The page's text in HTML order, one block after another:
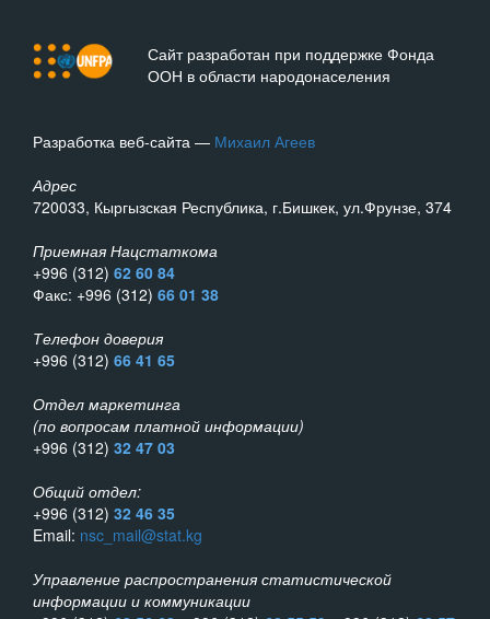
Сайт разработан при поддержке Фонда
ООН в области народонаселения
Разработка веб-сайта — Михаил Агеев
Адрес
720033, Кыргызская Республика, г.Бишкек, ул.Фрунзе, 374
Приемная Нацстаткома
+996 (312) 62 60 84
Факс: +996 (312) 66 01 38
Телефон доверия
+996 (312) 66 41 65
Отдел маркетинга
(по вопросам платной информации)
+996 (312) 32 47 03
Общий отдел:
+996 (312) 32 46 35
Email: nsc_mail@stat.kg
Управление распространения статистической
информации и коммуникации